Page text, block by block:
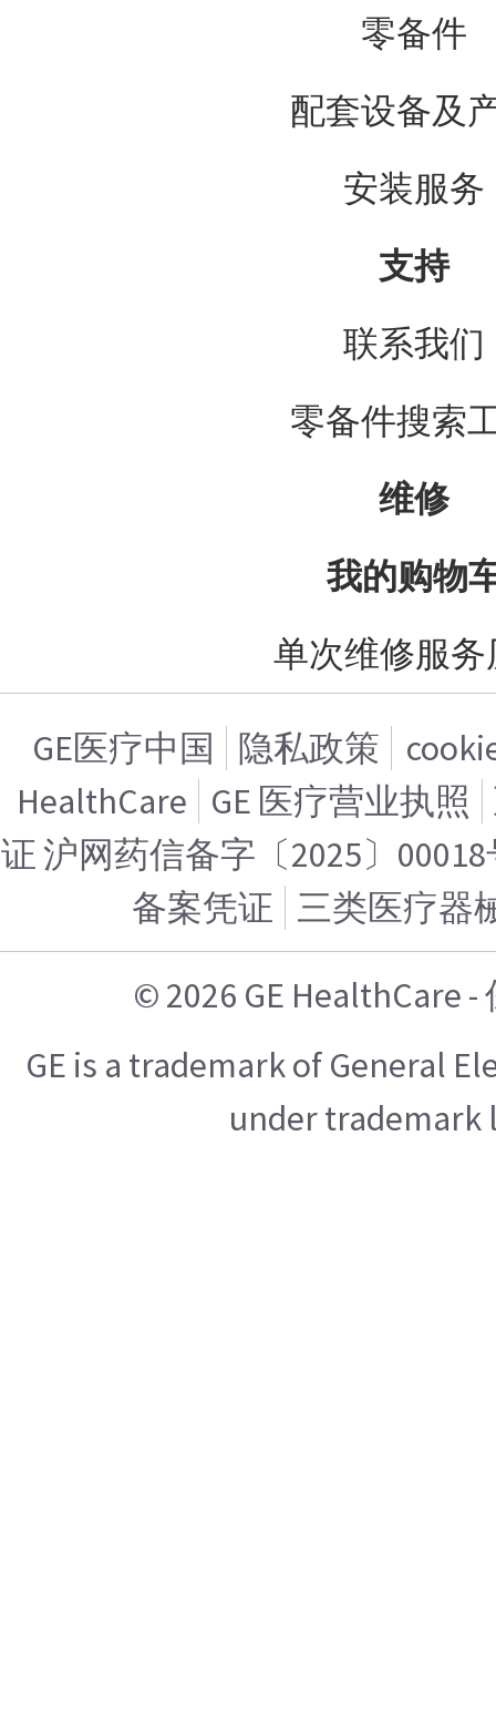
零备件
配套设备及
安装服务
支持
联系我们
零备件搜索
维修
我的购物
单次维修服务
GE医疗中国 隐私政策
HealthCare GE 医疗营业执照
证 沪网药信备字〔2025〕
备案凭证 三类医疗器
© 2026 GE HealthCare
GE is a trademark of General
under trademark